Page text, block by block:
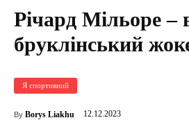
Річард Мільоре –
бруклінський
Я спортивний
By Borys Liakhu 12.12.2023